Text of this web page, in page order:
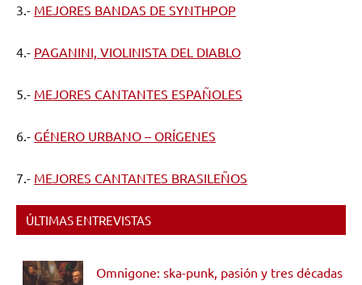
3.- MEJORES BANDAS DE SYNTHPOP
4.- PAGANINI, VIOLINISTA DEL DIABLO
5.- MEJORES CANTANTES ESPAÑOLES
6.- GÉNERO URBANO – ORÍGENES
7.- MEJORES CANTANTES BRASILEÑOS
ÚLTIMAS ENTREVISTAS
Omnigone: ska-punk, pasión y tres décadas